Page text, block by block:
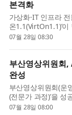
본격화
가상화·IT 인프라
온1.1(VirtOn1.1)’
고 등급인 GS인증
07월 28일 08:30
부산영상위원회
완성
부산영상위원회(운
(전문가 과정)’을
실에서 열린 작품
07월 28일 08:00